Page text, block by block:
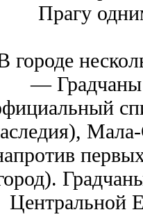
Прагу
городе
— Градчаны
Центральной